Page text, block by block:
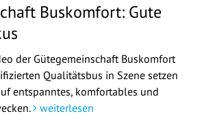
Buskomfort: Gute
der Gütegemeinschaft Buskomfort
Qualitätsbus in Szene setzen
entspanntes, komfortables und
weiterlesen